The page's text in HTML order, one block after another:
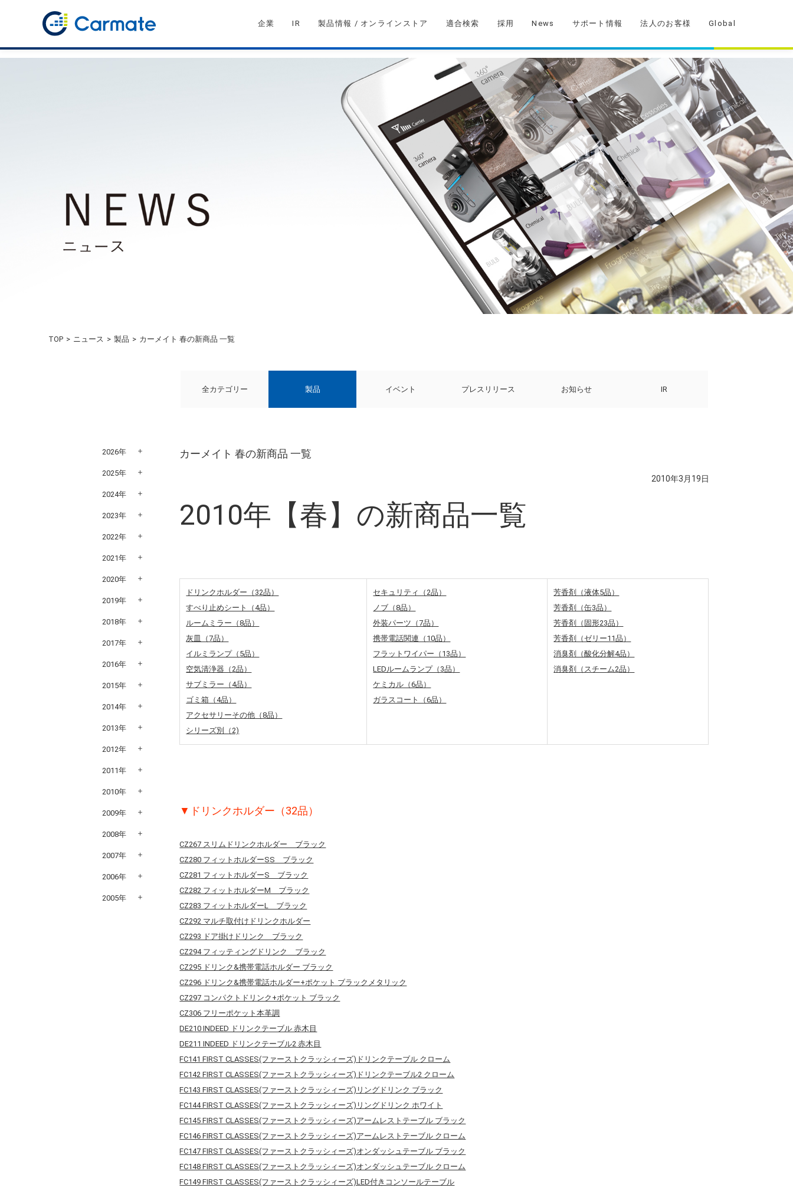
企業 IR 製品情報 / オンラインストア 適合検索 採用 News サポート情報 法人のお客様 Global
TOP ニュース 製品 カーメイト 春の新商品 一覧
全カテゴリー 製品 イベント プレスリリース お知らせ IR
カーメイト 春の新商品 一覧
2010年3月19日
2010年【春】の新商品一覧
ドリンクホルダー（32品）
すべり止めシート（4品）
ルームミラー（8品）
灰皿（7品）
イルミランプ（5品）
空気清浄器（2品）
サブミラー（4品）
ゴミ箱（4品）
アクセサリーその他（8品）
シリーズ別（2)
セキュリティ（2品）
ノブ（8品）
外装パーツ（7品）
携帯電話関連（10品）
フラットワイパー（13品）
LEDルームランプ（3品）
ケミカル（6品）
ガラスコート（6品）
芳香剤（液体5品）
芳香剤（缶3品）
芳香剤（固形23品）
芳香剤（ゼリー11品）
消臭剤（酸化分解4品）
消臭剤（スチーム2品）
▼ドリンクホルダー（32品）
CZ267 スリムドリンクホルダー ブラック
CZ280 フィットホルダーSS ブラック
CZ281 フィットホルダーS ブラック
CZ282 フィットホルダーM ブラック
CZ283 フィットホルダーL ブラック
CZ292 マルチ取付けドリンクホルダー
CZ293 ドア掛けドリンク ブラック
CZ294 フィッティングドリンク ブラック
CZ295 ドリンク&携帯電話ホルダー ブラック
CZ296 ドリンク&携帯電話ホルダー+ポケット ブラックメタリック
CZ297 コンパクトドリンク+ポケット ブラック
CZ306 フリーポケット本革調
DE210 INDEED ドリンクテーブル 赤木目
DE211 INDEED ドリンクテーブル2 赤木目
FC141 FIRST CLASSES(ファーストクラッシィーズ)ドリンクテーブル クローム
FC142 FIRST CLASSES(ファーストクラッシィーズ)ドリンクテーブル2 クローム
FC143 FIRST CLASSES(ファーストクラッシィーズ)リングドリンク ブラック
FC144 FIRST CLASSES(ファーストクラッシィーズ)リングドリンク ホワイト
FC145 FIRST CLASSES(ファーストクラッシィーズ)アームレストテーブル ブラック
FC146 FIRST CLASSES(ファーストクラッシィーズ)アームレストテーブル クローム
FC147 FIRST CLASSES(ファーストクラッシィーズ)オンダッシュテーブル ブラック
FC148 FIRST CLASSES(ファーストクラッシィーズ)オンダッシュテーブル クローム
FC149 FIRST CLASSES(ファーストクラッシィーズ)LED付きコンソールテーブル
2026年
2025年
2024年
2023年
2022年
2021年
2020年
2019年
2018年
2017年
2016年
2015年
2014年
2013年
2012年
2011年
2010年
2009年
2008年
2007年
2006年
2005年